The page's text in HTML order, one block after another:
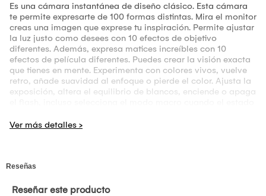
Es una cámara instantánea de diseño clásico. Esta cámara
te permite expresarte de 100 formas distintas. Mira el monitor
creas una imagen que exprese tu inspiración. Permite ajustar
la luz justo como desees con 10 efectos de objetivo
diferentes. Además, expresa matices increíbles con 10
efectos de película diferentes. Puedes crear la visión exacta
que tienes en mente. Experimenta con colores vivos, vuelve
retro, añade suavidad al enfoque o pierde el color. Ajusta la
exposición, altera el equilibrio de blancos, enciende o apaga
EVO imprime fotos instantáneas a 600 DPI para una
compartir y publicar. La cámara INSTAX MINI EVO tiene
el efecto de la película, gira el dial de la lente para ajustar el